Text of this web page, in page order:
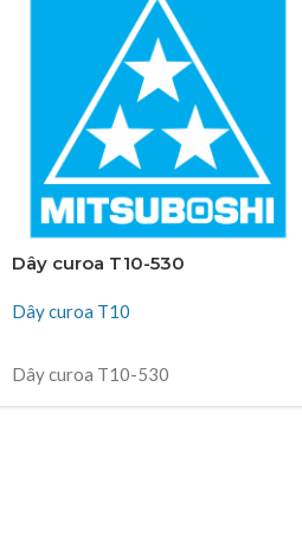
Dây curoa T10-530
Dây curoa T10
Dây curoa T10-530